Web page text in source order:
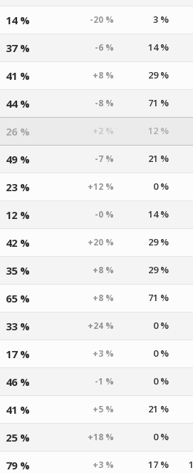
14 % -20 % 3 %
37 % -6 % 14 %
41 % +8 % 29 %
44 % -8 % 71 %
26 % +2 % 12 %
49 % -7 % 21 %
23 % +12 % 0 %
12 % -0 % 14 %
42 % +20 % 29 %
35 % +8 % 29 %
65 % +8 % 71 %
33 % +24 % 0 %
17 % +3 % 0 %
46 % -1 % 0 %
41 % +5 % 21 %
25 % +18 % 0 %
79 % +3 % 17 %